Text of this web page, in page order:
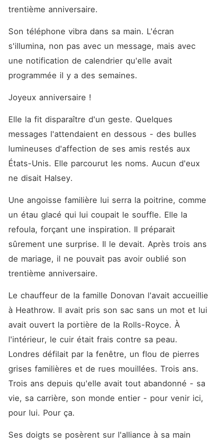
Cali entendit le rire de la
maîtresse et la voix excitée
de sa propre fille. Le
même Lily avouer à la
gouvernante : « J'aimerais
que Tatie Brittaney soit ma
travers la vitrine d'un club
privé, partageant un gâteau
comme une famille parfaite.
maîtresse avec une
tendresse qu'il n'avait jamais
eue pour sa femme. Trois
plus qu'une étrangère dans
sa propre maison, effacée et
remplacée sans le moindre
la gorge, mais au lieu de
s'effondrer, une clarté froide
l'envahit. Elle ne pleura pas.
Elle contacta son avocat
licence du brevet d'IA qui
générait soixante millions par
an pour le groupe de son
mari. Sans un regard en
arrière, elle prit le premier
vol pour New York. Il était
temps que le monde se
souvienne du Dr Cali
trentième anniversaire.
Son téléphone vibra dans sa main. L'écran
s'illumina, non pas avec un message, mais avec
une notification de calendrier qu'elle avait
programmée il y a des semaines.
Joyeux anniversaire !
Elle la fit disparaître d'un geste. Quelques
messages l'attendaient en dessous - des bulles
lumineuses d'affection de ses amis restés aux
États-Unis. Elle parcourut les noms. Aucun d'eux
ne disait Halsey.
Une angoisse familière lui serra la poitrine, comme
un étau glacé qui lui coupait le souffle. Elle la
refoula, forçant une inspiration. Il préparait
sûrement une surprise. Il le devait. Après trois ans
de mariage, il ne pouvait pas avoir oublié son
trentième anniversaire.
Le chauffeur de la famille Donovan l'avait accueillie
à Heathrow. Il avait pris son sac sans un mot et lui
avait ouvert la portière de la Rolls-Royce. À
l'intérieur, le cuir était frais contre sa peau.
Londres défilait par la fenêtre, un flou de pierres
grises familières et de rues mouillées. Trois ans.
Trois ans depuis qu'elle avait tout abandonné - sa
vie, sa carrière, son monde entier - pour venir ici,
pour lui. Pour ça.
Ses doigts se posèrent sur l'alliance à sa main